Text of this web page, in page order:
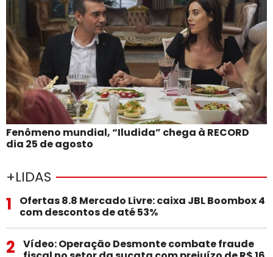
Fenômeno mundial, “Iludida” chega à RECORD
dia 25 de agosto
+LIDAS
1
Ofertas 8.8 Mercado Livre: caixa JBL Boombox 4
com descontos de até 53%
2
Vídeo: Operação Desmonte combate fraude